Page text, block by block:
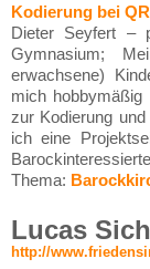
Kodierung bei
Dieter Seyfert –
Gymnasium;
erwachsene)
mich hobbymäßig
zur Kodierung
ich eine
Thema:
Lucas
http://